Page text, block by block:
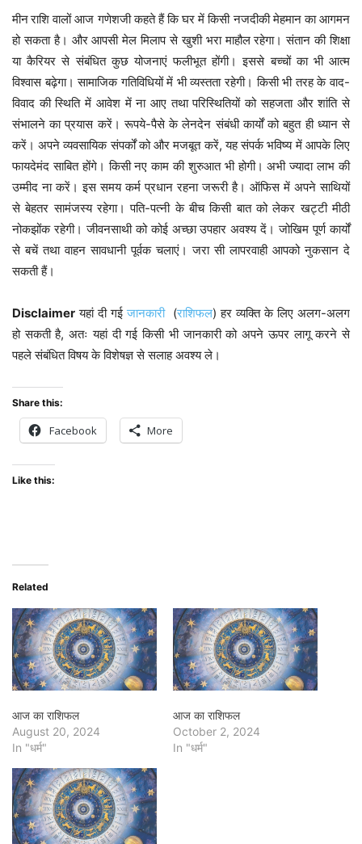
मीनराशि वालों आज गणेशजी कहते हैं कि घर में किसी नजदीकी मेहमान का आगमन
हो सकता है। और आपसी मेल मिलाप से खुशी भरा माहौल रहेगा। संतान की शिक्षा
या कैरियर से संबंधित कुछ योजनाएं फलीभूत होंगी। इससे बच्चों का भी आत्म
विश्वास बढ़ेगा। सामाजिक गतिविधियों में भी व्यस्तता रहेगी। किसी भी तरह के वाद-
विवाद की स्थिति में आवेश में ना आए तथा परिस्थितियों को सहजता और शांति से
संभालने का प्रयास करें। रूपये-पैसे के लेनदेन संबंधी कार्यों को बहुत ही ध्यान से
करें। अपने व्यवसायिक संपर्कों को और मजबूत करें, यह संपर्क भविष्य में आपके लिए
फायदेमंद साबित होंगे। किसी नए काम की शुरुआत भी होगी। अभी ज्यादा लाभ की
उम्मीद ना करें। इस समय कर्म प्रधान रहना जरूरी है। ऑफिस में अपने साथियों
से बेहतर सामंजस्य रहेगा। पति-पत्नी के बीच किसी बात को लेकर खट्टी मीठी
नोकझोंक रहेगी। जीवनसाथी को कोई अच्छा उपहार अवश्य दें। जोखिम पूर्ण कार्यों
से बचें तथा वाहन सावधानी पूर्वक चलाएं। जरा सी लापरवाही आपको नुकसान दे
सकती हैं।
Disclaimer यहां दी गईजानकारी(राशिफल) हर व्यक्ति के लिए अलग-अलग
हो सकती है, अतः यहां दी गई किसी भी जानकारी को अपने ऊपर लागू करने से
पहले संबंधित विषय के विशेषज्ञ से सलाह अवश्य ले।
Share this:
Facebook More
Like this:
Related
आज का राशिफल
August 20, 2024
In "धर्म"
आज का राशिफल
October 2, 2024
In "धर्म"